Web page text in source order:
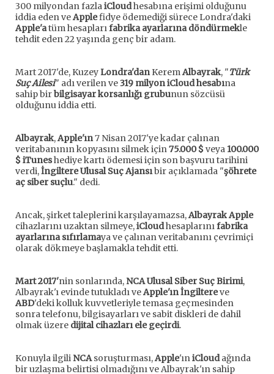
300 milyondan fazlaiCloudhesabına erişimi olduğunu
iddia eden veApplefidye ödemediği sürece Londra'daki
Apple'atüm hesaplarıfabrika ayarlarına döndürmekle
tehdit eden 22 yaşında genç bir adam.
Mart 2017'de, KuzeyLondra'danKeremAlbayrak, "Türk
Suç Ailesi" adı verilen ve319 milyon iCloud hesabına
sahip birbilgisayar korsanlığı grubunun sözcüsü
olduğunu iddia etti.
Albayrak,Apple'ın7 Nisan 2017'ye kadar çalınan
veritabanının kopyasını silmek için75.000 $veya 100.000
$ iTuneshediye kartı ödemesi için son başvuru tarihini
verdi,İngiltere Ulusal Suç Ajansıbir açıklamada "şöhrete
aç siber suçlu." dedi.
Ancak, şirket taleplerini karşılayamazsa,Albayrak Apple
cihazlarını uzaktan silmeye,iCloudhesaplarınıfabrika
ayarlarına sıfırlamaya ve çalınan veritabanını çevrimiçi
olarak dökmeye başlamakla tehdit etti.
Mart 2017'nin sonlarında, NCA Ulusal Siber Suç Birimi,
Albayrak'ı evinde tutukladı veApple'ın İngiltereve
ABD'deki kolluk kuvvetleriyle temasa geçmesinden
sonra telefonu, bilgisayarları ve sabit diskleri de dahil
olmak üzere dijital cihazları ele geçirdi.
Konuyla ilgili NCAsoruşturması,Apple'ıniCloudağında
bir uzlaşma belirtisi olmadığını ve Albayrak'ın sahip